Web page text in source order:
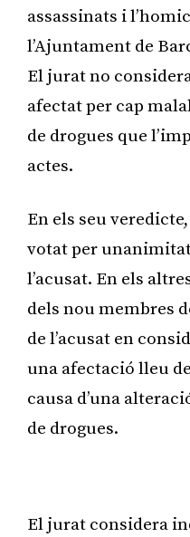
assassinats i
l’Ajuntament de
El jurat no
afectat per cap
de drogues que
actes.
En els seu
votat per
l’acusat. En els
dels nou membres
de l’acusat en
una afectació lleu
causa d’una
de drogues.
El jurat considera